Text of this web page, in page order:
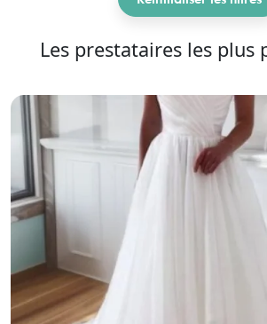
Les prestataires les plus